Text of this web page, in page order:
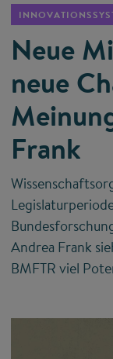
Neue
neue
Frank
Andrea Frank
BMFTR viel